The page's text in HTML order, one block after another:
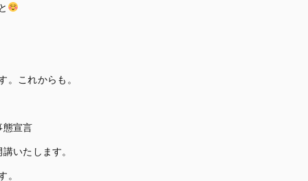
。これからも。
態宣言
いたします。
。